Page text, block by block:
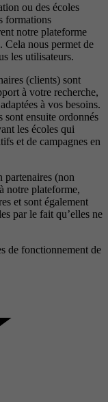
ou des écoles
formations
notre plateforme
Cela nous permet de
les utilisateurs.
(clients) sont
à votre recherche,
à vos besoins.
sont ensuite ordonnés
les écoles qui
et de campagnes en
partenaires (non
notre plateforme,
et sont également
par le fait qu’elles ne
de fonctionnement de